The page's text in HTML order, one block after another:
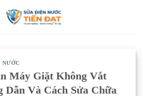
NƯỚC
Máy Giặt Không Vắt
Dẫn Và Cách Sửa Chữa